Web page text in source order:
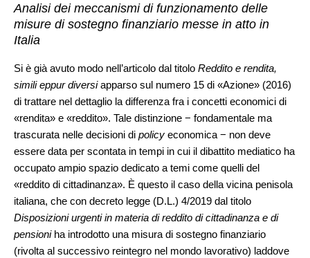
Analisi dei meccanismi di funzionamento delle
misure di sostegno finanziario messe in atto in
Italia
Si è già avuto modo nell’articolo dal titolo Reddito e rendita,
simili eppur diversiapparso sul numero 15 di «Azione» (2016)
di trattare nel dettaglio la differenza fra i concetti economici di
«rendita» e «reddito». Tale distinzione − fondamentale ma
trascurata nelle decisioni di policy economica − non deve
essere data per scontata in tempi in cui il dibattito mediatico ha
occupato ampio spazio dedicato a temi come quelli del
«reddito di cittadinanza». È questo il caso della vicina penisola
italiana, che con decreto legge (D.L.) 4/2019 dal titolo
Disposizioni urgenti in materia di reddito di cittadinanza e di
pensioniha introdotto una misura di sostegno finanziario
(rivolta al successivo reintegro nel mondo lavorativo) laddove